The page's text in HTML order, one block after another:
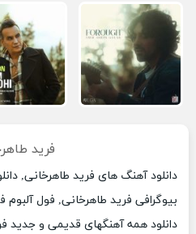
فرید
دانلود آهنگ های فرید طاهرخانی,
بیوگرافی فرید طاهرخانی, فول
دانلود همه آهنگهای قدیمی و جدید